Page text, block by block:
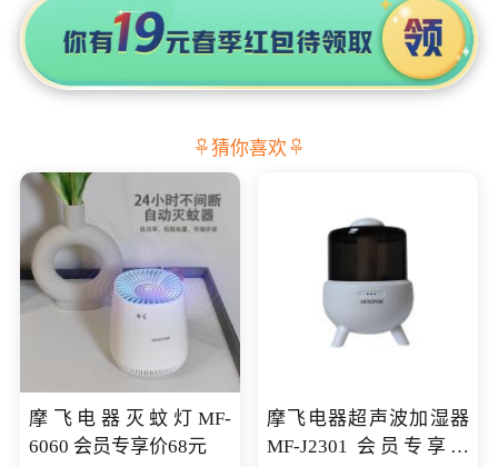
猜你喜欢
摩飞电器灭蚊灯MF-
6060 会员专享价68元
摩飞电器超声波加湿器
MF-J2301 会员专享价